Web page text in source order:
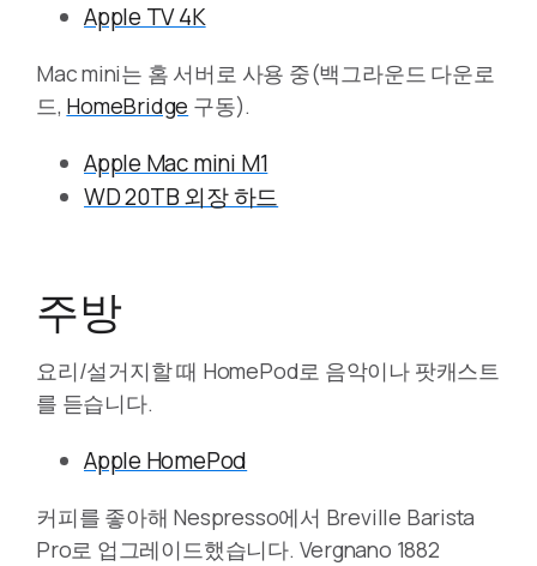
Apple TV 4K
Mac mini는 홈 서버로 사용 중(백그라운드 다운로
드, HomeBridge 구동).
Apple Mac mini M1
WD 20TB 외장 하드
주방
요리/설거지할 때 HomePod로 음악이나 팟캐스트
를 듣습니다.
Apple HomePod
커피를 좋아해 Nespresso에서 Breville Barista
Pro로 업그레이드했습니다. Vergnano 1882